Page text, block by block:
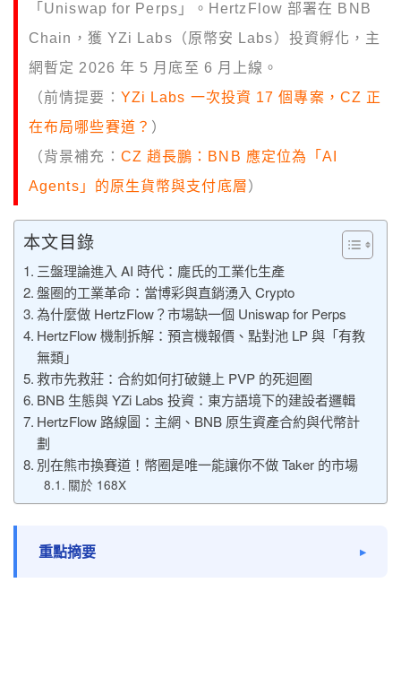
「Uniswap for Perps」。HertzFlow 部署在 BNB
Chain，獲 YZi Labs（原幣安 Labs）投資孵化，主
網暫定 2026 年 5 月底至 6 月上線。
（前情提要： YZi Labs 一次投資 17 個專案，CZ 正
在布局哪些賽道？ ）
（背景補充： CZ 趙長鵬：BNB 應定位為「AI
Agents」的原生貨幣與支付底層）
本文目錄
三盤理論進入 AI 時代：龐氏的工業化生產
盤圈的工業革命：當博彩與直銷湧入 Crypto
為什麼做 HertzFlow？市場缺一個 Uniswap for Perps
HertzFlow 機制拆解：預言機報價、點對池 LP 與「有教
無類」
救市先救莊：合約如何打破鏈上 PVP 的死迴圈
BNB 生態與 YZi Labs 投資：東方語境下的建設者邏輯
HertzFlow 路線圖：主網、BNB 原生資產合約與代幣計
劃
別在熊市換賽道！幣圈是唯一能讓你不做 Taker 的市場
關於 168X
重點摘要